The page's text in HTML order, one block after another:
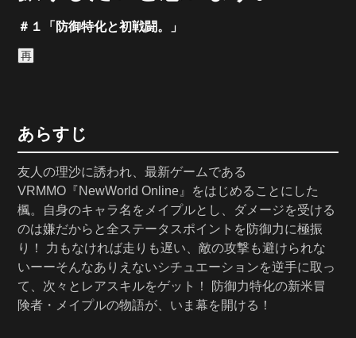
＃１「防御特化と初戦闘。」
再
あらすじ
友人の理沙に誘われ、最新ゲームである
VRMMO『NewWorld Online』をはじめることにした
楓。自身のキャラ名をメイプルとし、ダメージを受ける
のは嫌だからと全ステータスポイントを防御力に極振
り！ 力もなければ走りも遅い、敵の攻撃も避けられな
いーーそんなありえないシチュエーションを逆手に取っ
て、次々とレアスキルをゲット！ 防御力特化の新米冒
険者・メイプルの物語が、いま幕を開ける！